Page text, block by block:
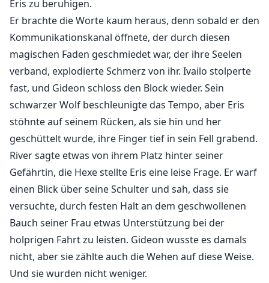
Familienbande zerbrechen.
Frieden währt nie lange.
ANMERKUNG DES AUTORS:
AUFSTIEG DES ALPHA-KÖNIGS ist eine episodische
Fortsetzung der Green Witch Trilogie/Dragon Keep
Me/und der Toad Prince Handlungsstränge. Diese
Geschichte wird die Ereignisse von Ceres' Trilogie:
Geliebt vom Schicksal, Geküsst von der Sonne und
Berührt vom Chaos aus den Perspektiven unserer
sterblichen Weltcharaktere darstellen.
Meistens werde ich aus den Blickwinkeln von:
Henry
Eris zu beruhigen.
Er brachte die Worte kaum heraus, denn sobald er den
Kommunikationskanal öffnete, der durch diesen
magischen Faden geschmiedet war, der ihre Seelen
verband, explodierte Schmerz von ihr. Ivailo stolperte
fast, und Gideon schloss den Block wieder. Sein
schwarzer Wolf beschleunigte das Tempo, aber Eris
stöhnte auf seinem Rücken, als sie hin und her
geschüttelt wurde, ihre Finger tief in sein Fell grabend.
River sagte etwas von ihrem Platz hinter seiner
Gefährtin, die Hexe stellte Eris eine leise Frage. Er warf
einen Blick über seine Schulter und sah, dass sie
versuchte, durch festen Halt an dem geschwollenen
Bauch seiner Frau etwas Unterstützung bei der
holprigen Fahrt zu leisten. Gideon wusste es damals
nicht, aber sie zählte auch die Wehen auf diese Weise.
Und sie wurden nicht weniger.